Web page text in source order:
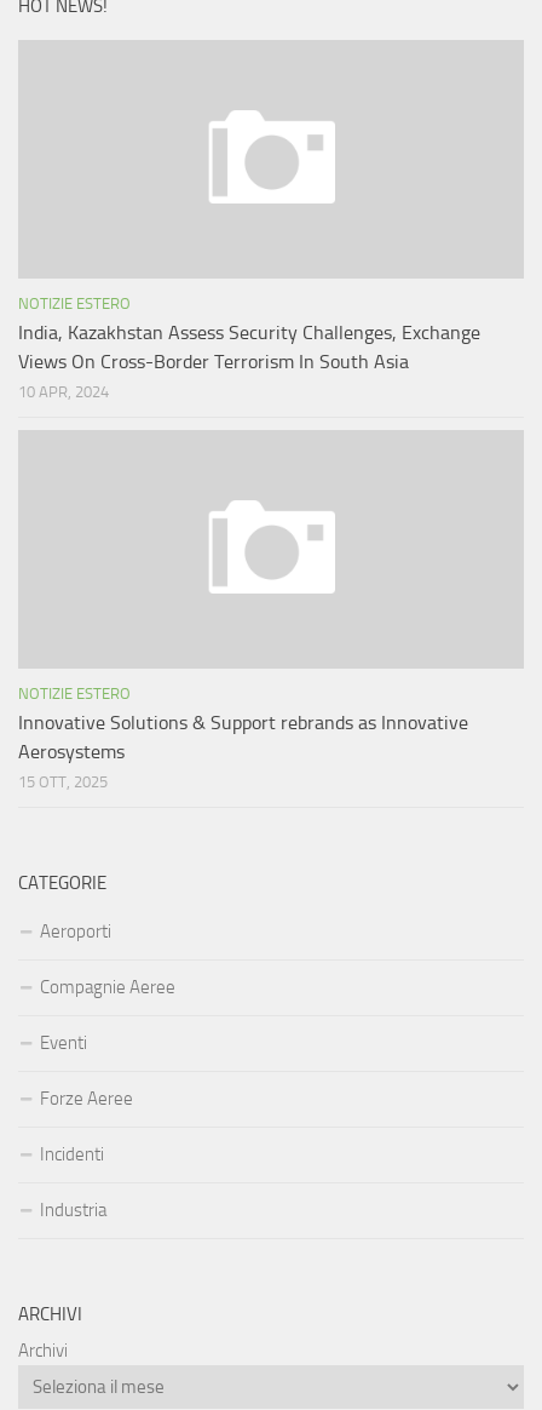
HOT NEWS!
NOTIZIE ESTERO
India, Kazakhstan Assess Security Challenges, Exchange
Views On Cross-Border Terrorism In South Asia
10 APR, 2024
NOTIZIE ESTERO
Innovative Solutions & Support rebrands as Innovative
Aerosystems
15 OTT, 2025
CATEGORIE
Aeroporti
Compagnie Aeree
Eventi
Forze Aeree
Incidenti
Industria
ARCHIVI
Archivi